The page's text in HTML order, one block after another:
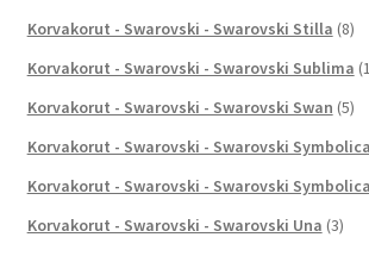
Korvakorut - Swarovski - Swarovski Stilla (8)
Korvakorut - Swarovski - Swarovski Sublima
Korvakorut - Swarovski - Swarovski Swan (5)
Korvakorut - Swarovski - Swarovski Symbolica
Korvakorut - Swarovski - Swarovski
Korvakorut - Swarovski - Swarovski Una (3)